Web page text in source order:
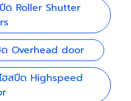
ด Roller Shutter
ด Overhead door
ฮสปีด Highspeed